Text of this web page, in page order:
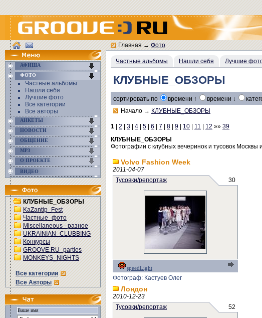
АФИША
ФОТО
Частные альбомы
Нашли себя
Лучшие фото
Все категории
Все авторы
АНКЕТЫ
НОВОСТИ
ОБЩЕНИЕ
MP3
О ПРОЕКТЕ
ВИДЕО
КЛУБНЫЕ_ОБЗОРЫ
KaZantip_Fest
Частные_фото
Miscellaneous - разное
UKRAINIAN_CLUBBING
Конкурсы
GROOVE.RU_parties
MONKEYS_NIGHTS
Все категории
Все Авторы
Главная→Фото
Частные альбомы Нашли себя Лучшие
КЛУБНЫЕ_ОБЗОРЫ
сортировать по времени ↑ времени ↓
Начало → КЛУБНЫЕ_ОБЗОРЫ
1 2 3 4 5 6 7 8 9 10 11 12 »» 39
КЛУБНЫЕ_ОБЗОРЫ
Фотографии с клубных вечеринок и тусовок Москвы
Volvo Fashion Week
2011-04-07
Тусовки/репортаж
30
speedLight
Фотограф: Кастуев Олег
Лондон
2010-12-23
Тусовки/репортаж
52